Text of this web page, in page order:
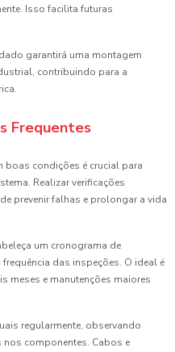
Isso facilita futuras
garantirá uma montagem
contribuindo para a
Frequentes
boas condições é crucial para
Realizar verificações
prevenir falhas e prolongar a vida
um cronograma de
das inspeções. O ideal é
meses e manutenções maiores
regularmente, observando
componentes. Cabos e